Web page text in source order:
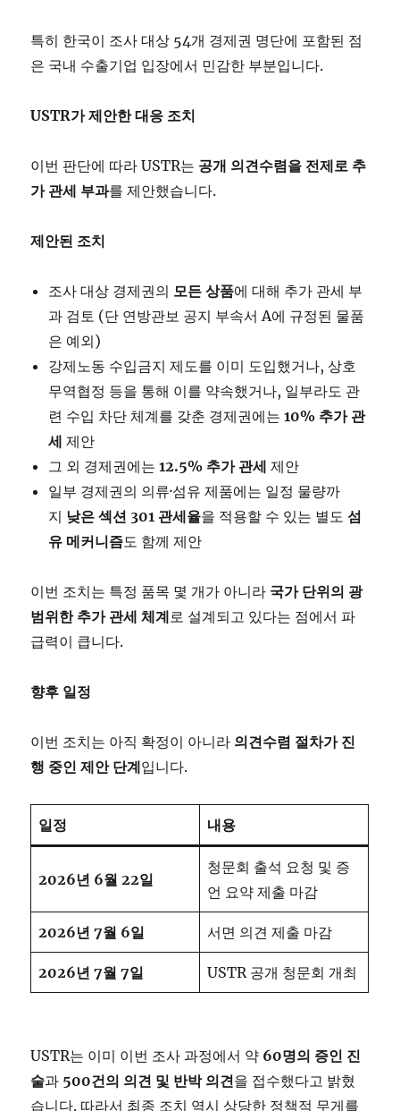
특히 한국이 조사 대상 54개 경제권 명단에 포함된 점
은 국내 수출기업 입장에서 민감한 부분입니다.
USTR가제안한대응 조치
이번 판단에 따라 USTR는 공개 의견수렴을 전제로 추
가 관세 부과를 제안했습니다.
제안된 조치
조사 대상 경제권의 모든상품에 대해 추가 관세 부
과 검토 (단 연방관보 공지 부속서 A에 규정된 물품
은 예외)
강제노동 수입금지 제도를 이미 도입했거나, 상호
무역협정 등을 통해 이를 약속했거나, 일부라도 관
련 수입 차단 체계를 갖춘 경제권에는10% 추가 관
세 제안
그 외 경제권에는12.5% 추가 관세 제안
일부 경제권의 의류·섬유 제품에는 일정 물량까
지 낮은섹션 301 관세율을 적용할 수 있는 별도 섬
유 메커니즘도 함께 제안
이번 조치는 특정 품목 몇 개가 아니라 국가 단위의 광
범위한 추가 관세체계로 설계되고 있다는 점에서 파
급력이 큽니다.
향후 일정
이번 조치는 아직 확정이 아니라 의견수렴 절차가 진
행 중인제안 단계입니다.
일정 내용
2026년 6월 22일
청문회 출석 요청 및 증
언 요약 제출 마감
2026년 7월 6일 서면 의견 제출 마감
2026년 7월 7일 USTR 공개 청문회 개최
USTR는 이미 이번 조사 과정에서 약 60명의 증인 진
술과 500건의 의견 및 반박 의견을 접수했다고 밝혔
습니다. 따라서 최종 조치 역시 상당한 정책적 무게를